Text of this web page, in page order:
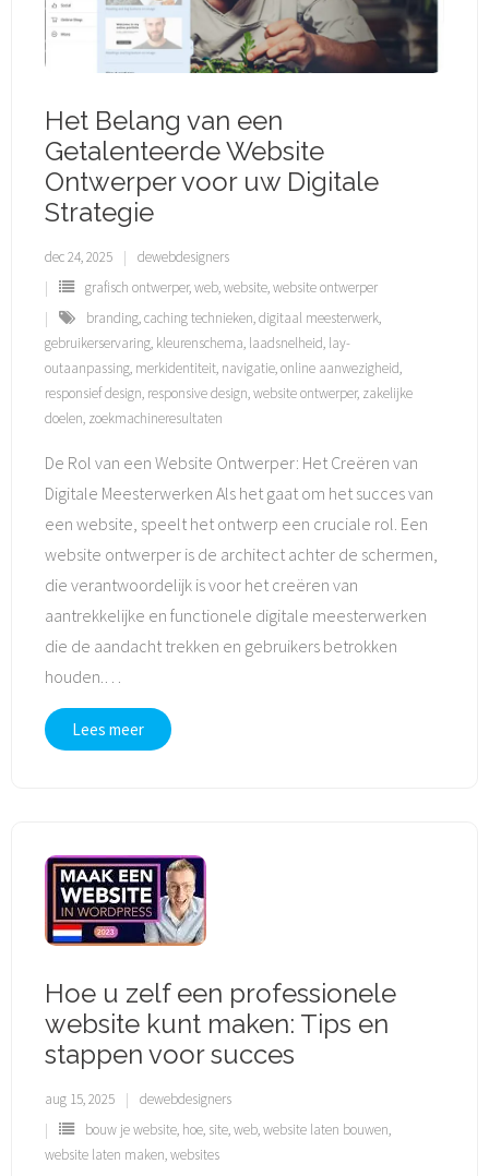
Het Belang van een
Getalenteerde Website
Ontwerper voor uw Digitale
Strategie
dec 24, 2025
dewebdesigners
grafisch ontwerper,web,website,website ontwerper
branding,caching technieken,digitaal meesterwerk,
gebruikerservaring, kleurenschema, laadsnelheid, lay-
outaanpassing, merkidentiteit, navigatie,online aanwezigheid,
responsief design, responsive design,website ontwerper, zakelijke
doelen, zoekmachineresultaten
De Rol van een Website Ontwerper: Het Creëren van
Digitale Meesterwerken Als het gaat om het succes van
een website, speelt het ontwerp een cruciale rol. Een
website ontwerper is de architect achter de schermen,
die verantwoordelijk is voor het creëren van
aantrekkelijke en functionele digitale meesterwerken
die de aandacht trekken en gebruikers betrokken
houden.
Lees meer
Hoe u zelf een professionele
website kunt maken: Tips en
stappen voor succes
aug 15, 2025
dewebdesigners
bouw je website, hoe, site,web,website laten bouwen,
website laten maken,websites